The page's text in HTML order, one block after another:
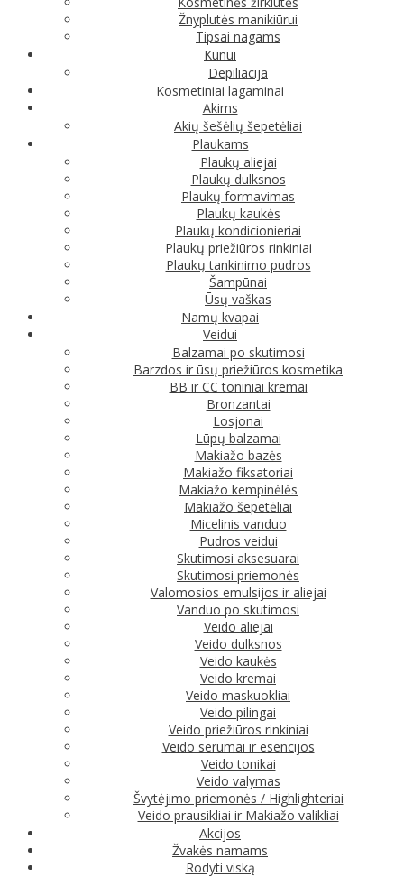
Žnyplutės manikiūrui
Tipsai nagams
Kūnui
Depiliacija
Kosmetiniai lagaminai
Akims
Akių šešėlių šepetėliai
Plaukams
Plaukų aliejai
Plaukų dulksnos
Plaukų formavimas
Plaukų kaukės
Plaukų kondicionieriai
Plaukų priežiūros rinkiniai
Plaukų tankinimo pudros
Šampūnai
Ūsų vaškas
Namų kvapai
Veidui
Balzamai po skutimosi
Barzdos ir ūsų priežiūros kosmetika
BB ir CC toniniai kremai
Bronzantai
Losjonai
Lūpų balzamai
Makiažo bazės
Makiažo fiksatoriai
Makiažo kempinėlės
Makiažo šepetėliai
Micelinis vanduo
Pudros veidui
Skutimosi aksesuarai
Skutimosi priemonės
Valomosios emulsijos ir aliejai
Vanduo po skutimosi
Veido aliejai
Veido dulksnos
Veido kaukės
Veido kremai
Veido maskuokliai
Veido pilingai
Veido priežiūros rinkiniai
Veido serumai ir esencijos
Veido tonikai
Veido valymas
Švytėjimo priemonės / Highlighteriai
Veido prausikliai ir Makiažo valikliai
Akcijos
Žvakės namams
Rodyti viską